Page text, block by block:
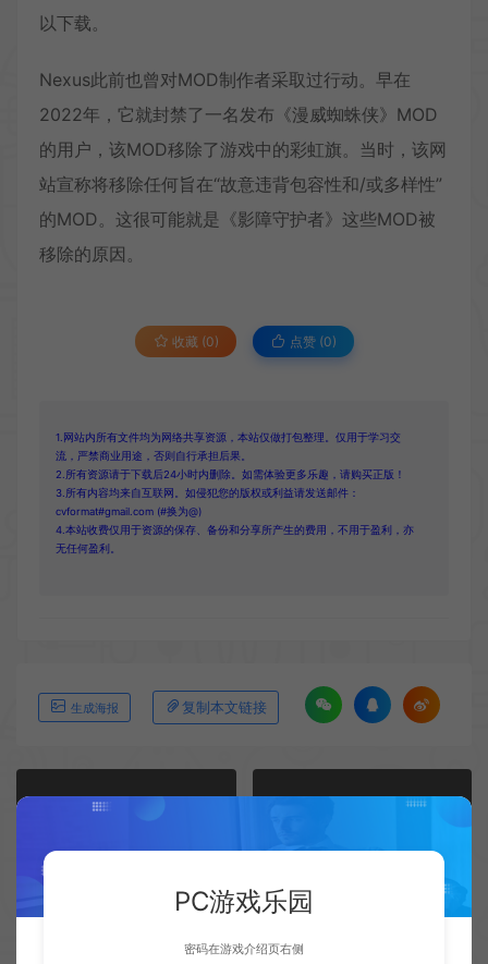
以下载。
Nexus此前也曾对MOD制作者采取过行动。早在
2022年，它就封禁了一名发布《漫威蜘蛛侠》MOD
的用户，该MOD移除了游戏中的彩虹旗。当时，该网
站宣称将移除任何旨在“故意违背包容性和/或多样性”
的MOD。这很可能就是《影障守护者》这些MOD被
移除的原因。
收藏 (0) 点赞 (0)
1.网站内所有文件均为网络共享资源，本站仅做打包整理。仅用于学习交
流，严禁商业用途，否则自行承担后果。
2.所有资源请于下载后24小时内删除。如需体验更多乐趣，请购买正版！
3.所有内容均来自互联网。如侵犯您的版权或利益请发送邮件：
cvformat#gmail.com (#换为@)
4.本站收费仅用于资源的保存、备份和分享所产生的费用，不用于盈利，亦
无任何盈利。
生成海报 复制本文链接
上一篇：
PC游戏乐园
密码在游戏介绍页右侧